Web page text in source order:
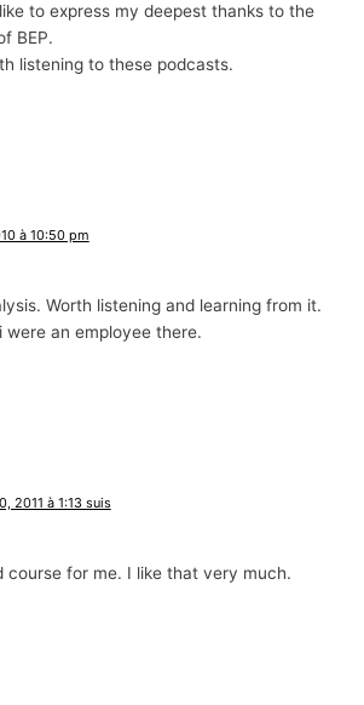
like to express my deepest thanks to the
BEP.
listening to these podcasts.
à 10:50 pm
.Worth listening and learning from it.
were an employee there.
2011 à 1:13 suis
course for me. I like that very much.